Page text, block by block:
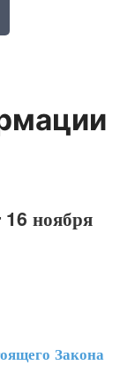
16 ноября
Закона